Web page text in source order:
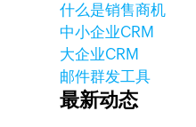
什么是销售商机
中小企业CRM
大企业CRM
邮件群发工具
最新动态